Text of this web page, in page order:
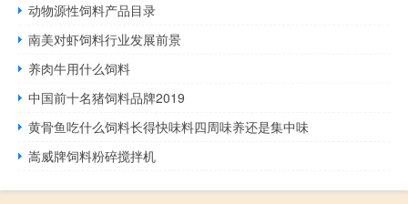
动物源性饲料产品目录
南美对虾饲料行业发展前景
养肉牛用什么饲料
中国前十名猪饲料品牌2019
黄骨鱼吃什么饲料长得快味料四周味养还是集中味
嵩威牌饲料粉碎搅拌机